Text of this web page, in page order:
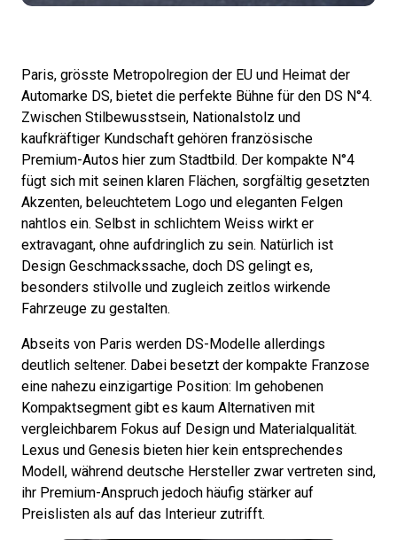
Paris, grösste Metropolregion der EU und Heimat der
Automarke DS, bietet die perfekte Bühne für den DS N°4.
Zwischen Stilbewusstsein, Nationalstolz und
kaufkräftiger Kundschaft gehören französische
Premium-Autos hier zum Stadtbild. Der kompakte N°4
fügt sich mit seinen klaren Flächen, sorgfältig gesetzten
Akzenten, beleuchtetem Logo und eleganten Felgen
nahtlos ein. Selbst in schlichtem Weiss wirkt er
extravagant, ohne aufdringlich zu sein. Natürlich ist
Design Geschmackssache, doch DS gelingt es,
besonders stilvolle und zugleich zeitlos wirkende
Fahrzeuge zu gestalten.
Abseits von Paris werden DS-Modelle allerdings
deutlich seltener. Dabei besetzt der kompakte Franzose
eine nahezu einzigartige Position: Im gehobenen
Kompaktsegment gibt es kaum Alternativen mit
vergleichbarem Fokus auf Design und Materialqualität.
Lexus und Genesis bieten hier kein entsprechendes
Modell, während deutsche Hersteller zwar vertreten sind,
ihr Premium-Anspruch jedoch häufig stärker auf
Preislisten als auf das Interieur zutrifft.